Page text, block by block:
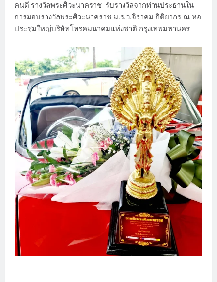
คนดี รางวัลพระศิวะนาคราช รับรางวัลจากท่านประธานใน
การมอบรางวัลพระศิวะนาคราช ม.ร.ว.จิราคม กิติยากร ณ หอ
ประชุมใหญ่บริษัทโทรคมนาคมแห่งชาติ กรุงเทพมหานคร